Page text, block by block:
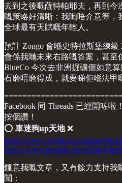
去到之後嘅薩特帕耶夫，再到今
嘅策略好清晰：我哋唔介意等，
全球最有天賦嘅年輕人。
預計 Zongo 會喺史特拉斯堡練
會係我哋未來右路嘅答案，甚至
BlueCo 今次去非洲掘礦個如意
石磨唔磨得成，就要睇佢喺法甲
Facebook 同 Threads 已經開咗
按個讚！
⭕️ 車迷狗up天地❌
https://www.facebook.com/
https://www.threads.com/
鍾意我嘅文章，又有餘力支持我
閱：